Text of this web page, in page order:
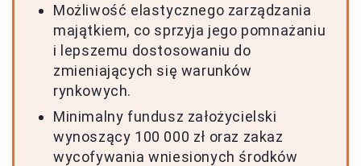
Możliwość elastycznego zarządzania
majątkiem, co sprzyja jego pomnażaniu
i lepszemu dostosowaniu do
zmieniających się warunków
rynkowych.
Minimalny fundusz założycielski
wynoszący 100 000 zł oraz zakaz
wycofywania wniesionych środków